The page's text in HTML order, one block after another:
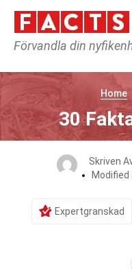
Förvandla din
Home
30
Skriven
Modified
Expertgranskad